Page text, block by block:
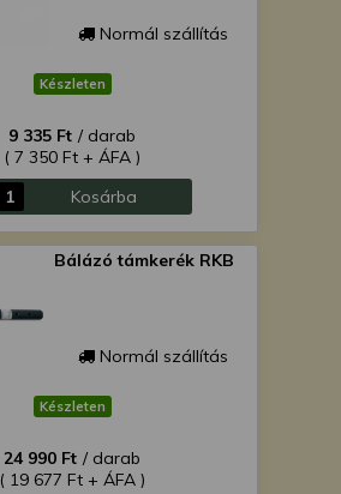
Normál szállítás
Készleten
9 335 Ft / darab
( 7 350 Ft + ÁFA )
Kosárba
Bálázó támkerék RKB
Normál szállítás
Készleten
24 990 Ft / darab
( 19 677 Ft + ÁFA )